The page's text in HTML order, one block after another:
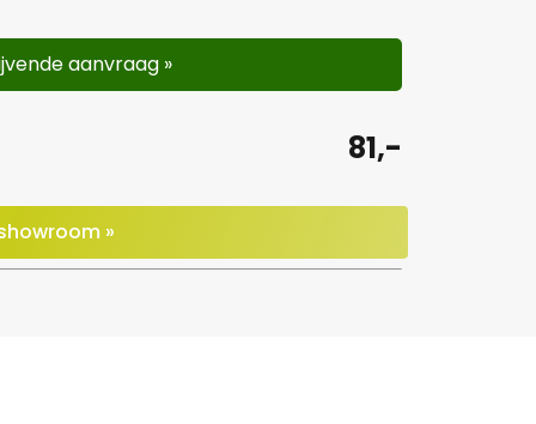
aanvraag »
81,-
»